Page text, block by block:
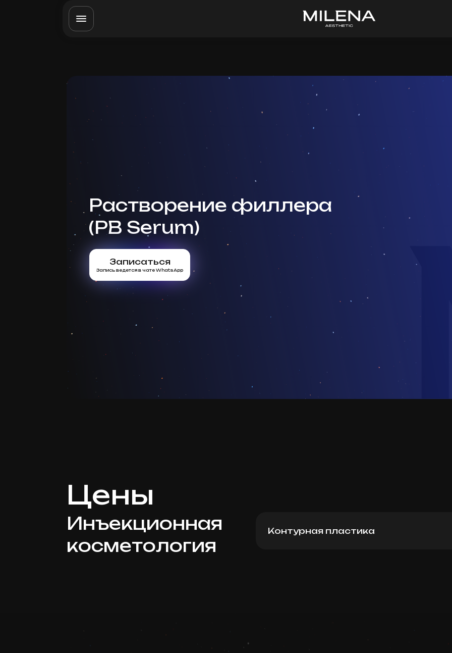
Растворение филлера
(PB Serum)
Записаться
Запись ведется в чате WhatsApp
Цены
Инъекционная
косметология
Контурная пластика